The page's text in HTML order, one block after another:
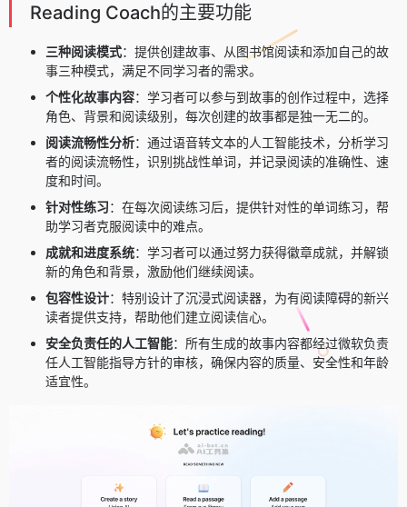
Reading Coach的主要功能
三种阅读模式：提供创建故事、从图书馆阅读和添加自己的故
事三种模式，满足不同学习者的需求。
个性化故事内容：学习者可以参与到故事的创作过程中，选择
角色、背景和阅读级别，每次创建的故事都是独一无二的。
阅读流畅性分析：通过语音转文本的人工智能技术，分析学习
者的阅读流畅性，识别挑战性单词，并记录阅读的准确性、速
度和时间。
针对性练习：在每次阅读练习后，提供针对性的单词练习，帮
助学习者克服阅读中的难点。
成就和进度系统：学习者可以通过努力获得徽章成就，并解锁
新的角色和背景，激励他们继续阅读。
包容性设计：特别设计了沉浸式阅读器，为有阅读障碍的新兴
读者提供支持，帮助他们建立阅读信心。
安全负责任的人工智能：所有生成的故事内容都经过微软负责
任人工智能指导方针的审核，确保内容的质量、安全性和年龄
适宜性。